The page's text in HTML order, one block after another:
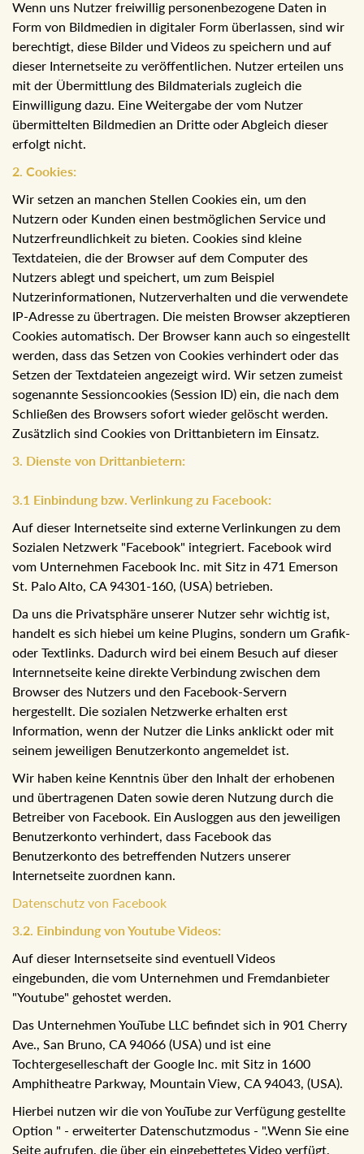
Wenn uns Nutzer freiwillig personenbezogene Daten in
Form von Bildmedien in digitaler Form überlassen, sind wir
berechtigt, diese Bilder und Videos zu speichern und auf
dieser Internetseite zu veröffentlichen. Nutzer erteilen uns
mit der Übermittlung des Bildmaterials zugleich die
Einwilligung dazu. Eine Weitergabe der vom Nutzer
übermittelten Bildmedien an Dritte oder Abgleich dieser
Wir setzen an manchen Stellen Cookies ein, um den
Nutzern oder Kunden einen bestmöglichen Service und
Nutzerfreundlichkeit zu bieten. Cookies sind kleine
Textdateien, die der Browser auf dem Computer des
Nutzers ablegt und speichert, um zum Beispiel
Nutzerinformationen, Nutzerverhalten und die verwendete
IP-Adresse zu übertragen. Die meisten Browser
akzeptieren Cookies automatisch. Der Browser kann auch
so eingestellt werden, dass das Setzen von Cookies
verhindert oder das Setzen der Textdateien angezeigt wird.
Wir setzen zumeist sogenannte Sessioncookies (Session
ID) ein, die nach dem Schließen des Browsers sofort
3. Dienste von Drittanbietern:
3.1 Einbindung bzw. Verlinkung zu Facebook:
Auf dieser Internetseite sind externe Verlinkungen zu dem
Sozialen Netzwerk "Facebook" integriert. Facebook wird
St. Palo Alto, CA 94301-160, (USA) betrieben.
Da uns die Privatsphäre unserer Nutzer sehr wichtig ist,
handelt es sich hiebei um keine Plugins, sondern um
Grafik- oder Textlinks. Dadurch wird bei einem Besuch auf
dieser Internnetseite keine direkte Verbindung zwischen
dem Browser des Nutzers und den Facebook-Servern
hergestellt. Die sozialen Netzwerke erhalten erst
Wir haben keine Kenntnis über den Inhalt der erhobenen
und übertragenen Daten sowie deren Nutzung durch die
Betreiber von Facebook. Ein Ausloggen aus den
jeweiligen Benutzerkonto verhindert, dass Facebook das
Datenschutz von Facebook
Auf dieser Internsetseite sind eventuell Videos
"Youtube" gehostet werden.
Das Unternehmen YouTube LLC befindet sich in 901
Cherry Ave., San Bruno, CA 94066 (USA) und ist eine
Amphitheatre Parkway, Mountain View, CA 94043, (USA).
Hierbei nutzen wir die von YouTube zur Verfügung